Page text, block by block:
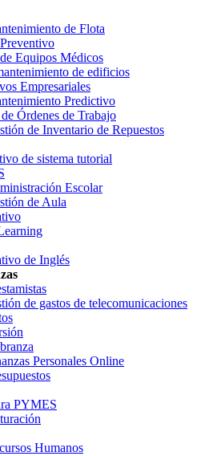
de Flota
Equipos Médicos
de edificios
Empresariales
Predictivo
Órdenes de Trabajo
de Inventario de Repuestos
de sistema tutorial
Escolar
de Aula
de Inglés
de gastos de telecomunicaciones
Personales Online
PYMES
Humanos